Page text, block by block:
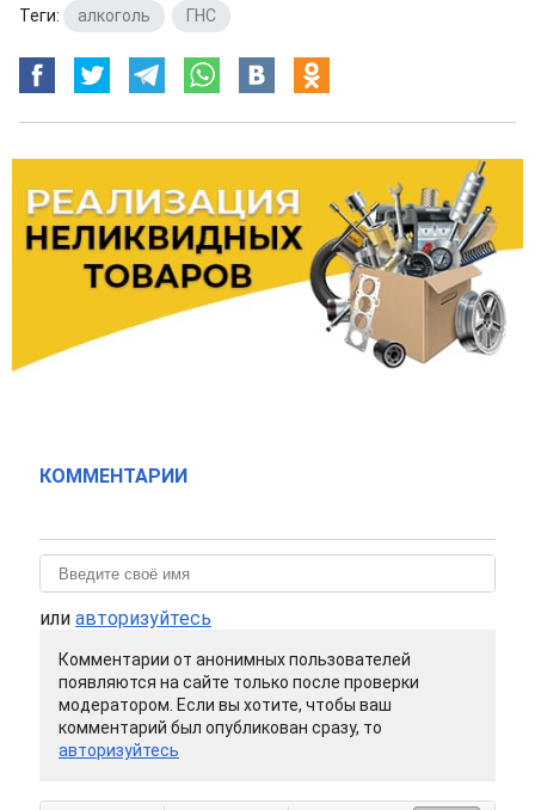
Теги: алкоголь ГНС
КОММЕНТАРИИ
или авторизуйтесь
Комментарии от анонимных пользователей
появляются на сайте только после проверки
модератором. Если вы хотите, чтобы ваш
комментарий был опубликован сразу, то
авторизуйтесь